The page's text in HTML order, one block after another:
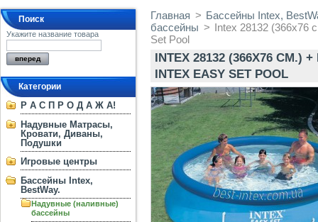
Поиск
Укажите название товара
Категории
Р А С П Р О Д А Ж А!
Надувные Матрасы,
Кровати, Диваны,
Подушки
Игровые центры
Бассейны Intex,
BestWay.
Надувные (наливные)
бассейны
Главная > Бассейны Intex,
бассейны > Intex 28132 (366х76
Set Pool
INTEX 28132 (366Х76
INTEX EASY SET POOL